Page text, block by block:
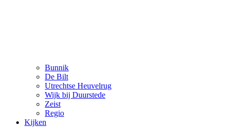
Bunnik
De Bilt
Utrechtse Heuvelrug
Wijk bij Duurstede
Zeist
Regio
Kijken